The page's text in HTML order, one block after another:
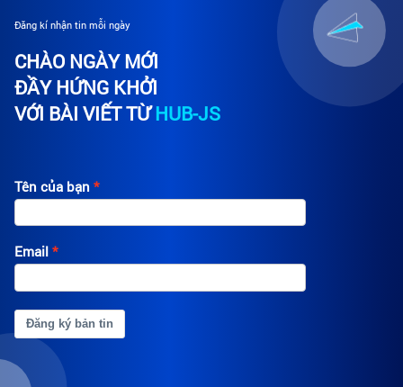
Đăng kí nhận tin mỗi ngày
CHÀO NGÀY MỚI
ĐẦY HỨNG KHỞI
VỚI BÀI VIẾT TỪHUB-JS
Tên của bạn
Email
Đăng ký bản tin